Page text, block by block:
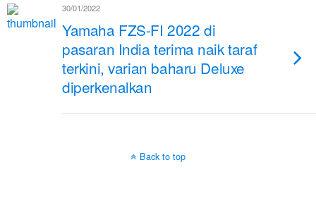
30/01/2022
Yamaha FZS-FI 2022 di
pasaran India terima naik taraf
terkini, varian baharu Deluxe
diperkenalkan
Back to top